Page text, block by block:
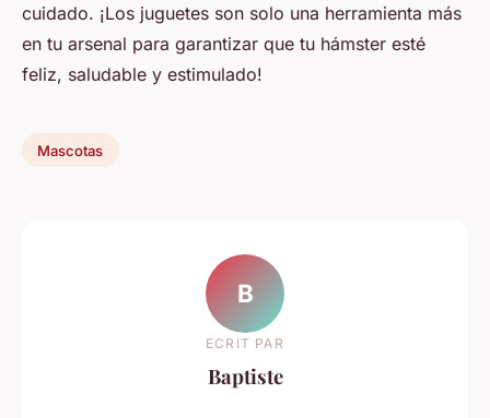
cuidado. ¡Los juguetes son solo una herramienta más
en tu arsenal para garantizar que tu hámster esté
feliz, saludable y estimulado!
Mascotas
B
ECRIT PAR
Baptiste